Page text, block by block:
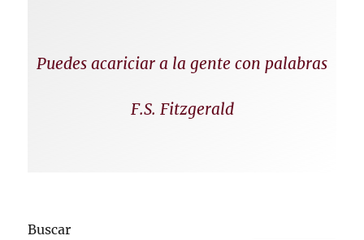
Puedes acariciar a la gente con palabras
F.S. Fitzgerald
Buscar